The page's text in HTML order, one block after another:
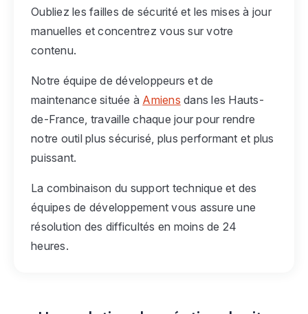
Oubliez les failles de sécurité et les mises à jour
manuelles et concentrez vous sur votre
contenu.
Notre équipe de développeurs et de
maintenance située à Amiens dans les Hauts-
de-France, travaille chaque jour pour rendre
notre outil plus sécurisé, plus performant et plus
puissant.
La combinaison du support technique et des
équipes de développement vous assure une
résolution des difficultés en moins de 24
heures.